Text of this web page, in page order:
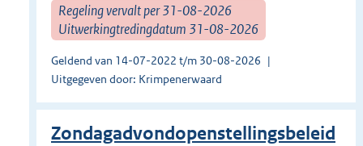
Regeling vervalt per 31-08-2026
Uitwerkingtredingdatum 31-08-2026
Geldend van 14-07-2022 t/m 30-08-2026
Uitgegeven door: Krimpenerwaard
Zondagadvondopenstellingsbeleid